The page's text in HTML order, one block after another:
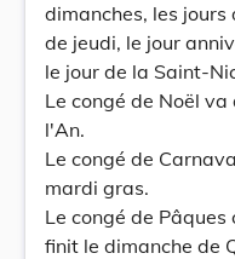
dimanches, les
de jeudi, le jour
le jour de la Saint-
Le congé de Noël
l'An.
Le congé de
mardi gras.
Le congé de
finit le dimanche de